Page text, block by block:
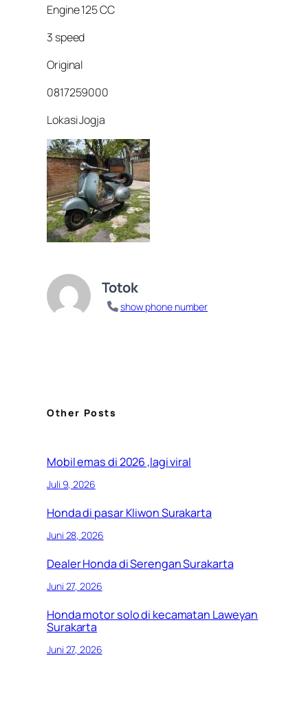
Engine 125 CC
3 speed
Original
0817259000
Lokasi Jogja
Totok
show phone number
Other Posts
Mobil emas di 2026 ,lagi viral
Juli 9, 2026
Honda di pasar Kliwon Surakarta
Juni 28, 2026
Dealer Honda di Serengan Surakarta
Juni 27, 2026
Honda motor solo di kecamatan Laweyan
Surakarta
Juni 27, 2026